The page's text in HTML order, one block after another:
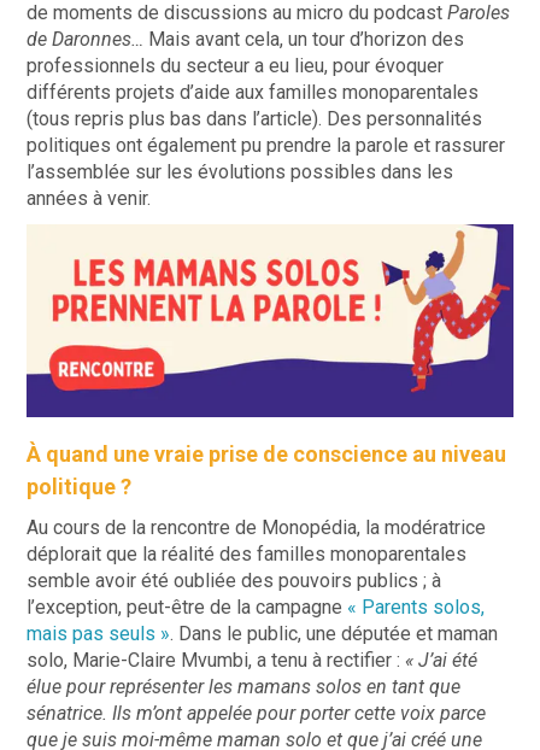
de moments de discussions au micro du podcastParoles
de Daronnes… Mais avant cela, un tour d’horizon des
professionnels du secteur a eu lieu, pour évoquer
différents projets d’aide aux familles monoparentales
(tous repris plus bas dans l’article). Des personnalités
politiques ont également pu prendre la parole et rassurer
l’assemblée sur les évolutions possibles dans les
années à venir.
À quand une vraie prise de conscience au niveau
politique ?
Au cours de la rencontre de Monopédia, la modératrice
déplorait que la réalité des familles monoparentales
semble avoir été oubliée des pouvoirs publics ; à
l’exception, peut-être de la campagne « Parents solos,
mais pas seuls ». Dans le public, une députée et maman
solo, Marie-Claire Mvumbi, a tenu à rectifier : « J’ai été
élue pour représenter les mamans solos en tant que
sénatrice. Ils m’ont appelée pour porter cette voix parce
que je suis moi-même maman solo et que j’ai créé une